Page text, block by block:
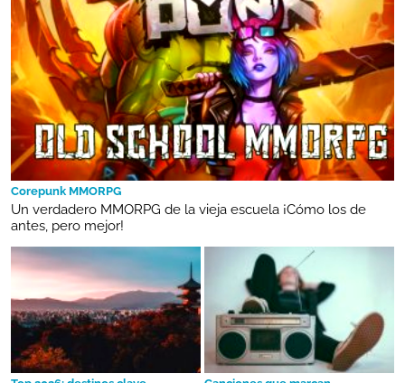
Corepunk MMORPG
Un verdadero MMORPG de la vieja escuela ¡Cómo los de
antes, pero mejor!